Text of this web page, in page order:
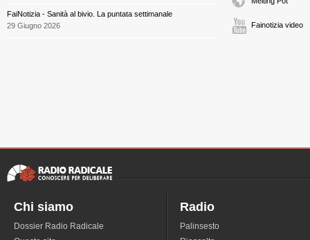
FaiNotizia - Sanità al bivio. La puntata settimanale
29 Giugno 2026
Fainotizia video
Chi siamo
Dossier Radio Radicale
Radio
Palinsesto